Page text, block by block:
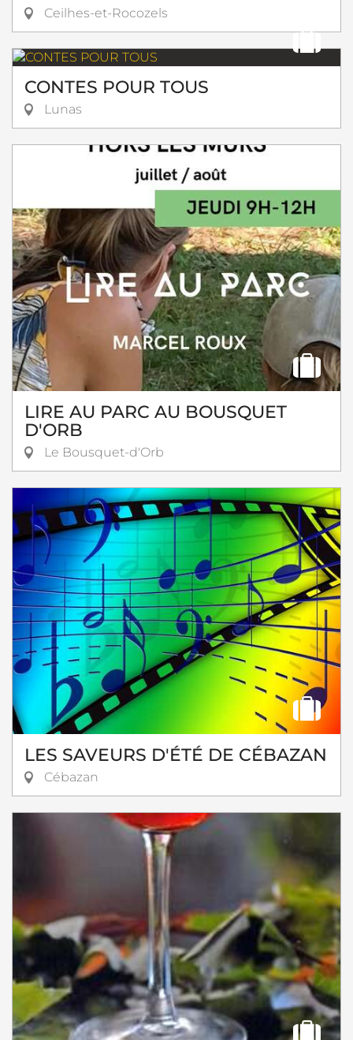
Ceilhes-et-Rocozels
CONTES POUR TOUS
Lunas
LIRE AU PARC AU BOUSQUET
D'ORB
Le Bousquet-d'Orb
LES SAVEURS D'ÉTÉ DE CÉBAZAN
Cébazan